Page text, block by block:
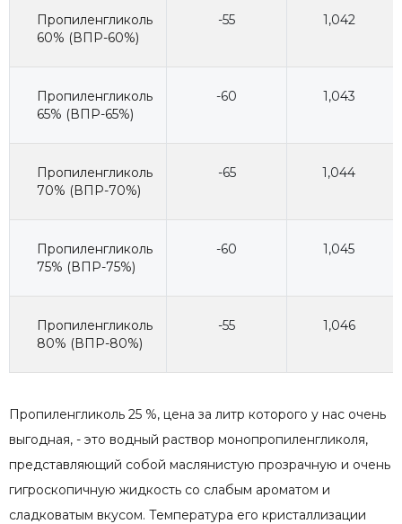
Пропиленгликоль
60% (ВПР-60%)
-55 1,042
Пропиленгликоль
65% (ВПР-65%)
-60 1,043
Пропиленгликоль
70% (ВПР-70%)
-65 1,044
Пропиленгликоль
75% (ВПР-75%)
-60 1,045
Пропиленгликоль
80% (ВПР-80%)
-55 1,046
Пропиленгликоль 25 %, цена за литр которого у нас очень
выгодная, - это водный раствор монопропиленгликоля,
представляющий собой маслянистую прозрачную и очень
гигроскопичную жидкость со слабым ароматом и
сладковатым вкусом. Температура его кристаллизации